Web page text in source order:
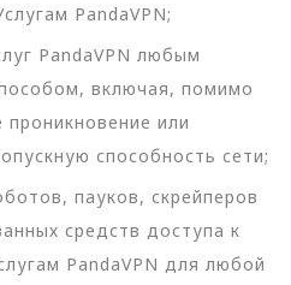
PandaVPN;
PandaVPN любым
включая, помимо
или
способность сети;
пауков, скрейперов
средств доступа к
PandaVPN для любой